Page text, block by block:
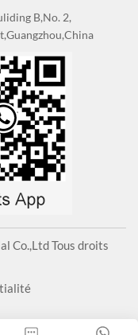
B,No. 2,
Co.,Ltd Tous droits